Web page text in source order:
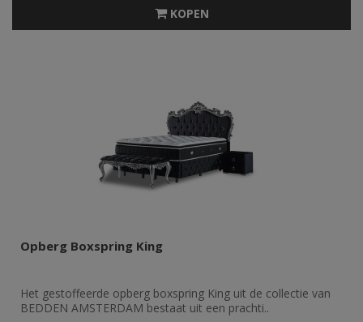
KOPEN
Opberg Boxspring King
Het gestoffeerde opberg boxspring King uit de collectie van
BEDDEN AMSTERDAM bestaat uit een prachti..